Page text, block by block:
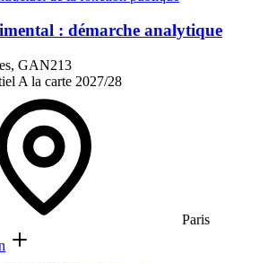
: démarche analytique
GAN213
A la carte 2027/28
Paris